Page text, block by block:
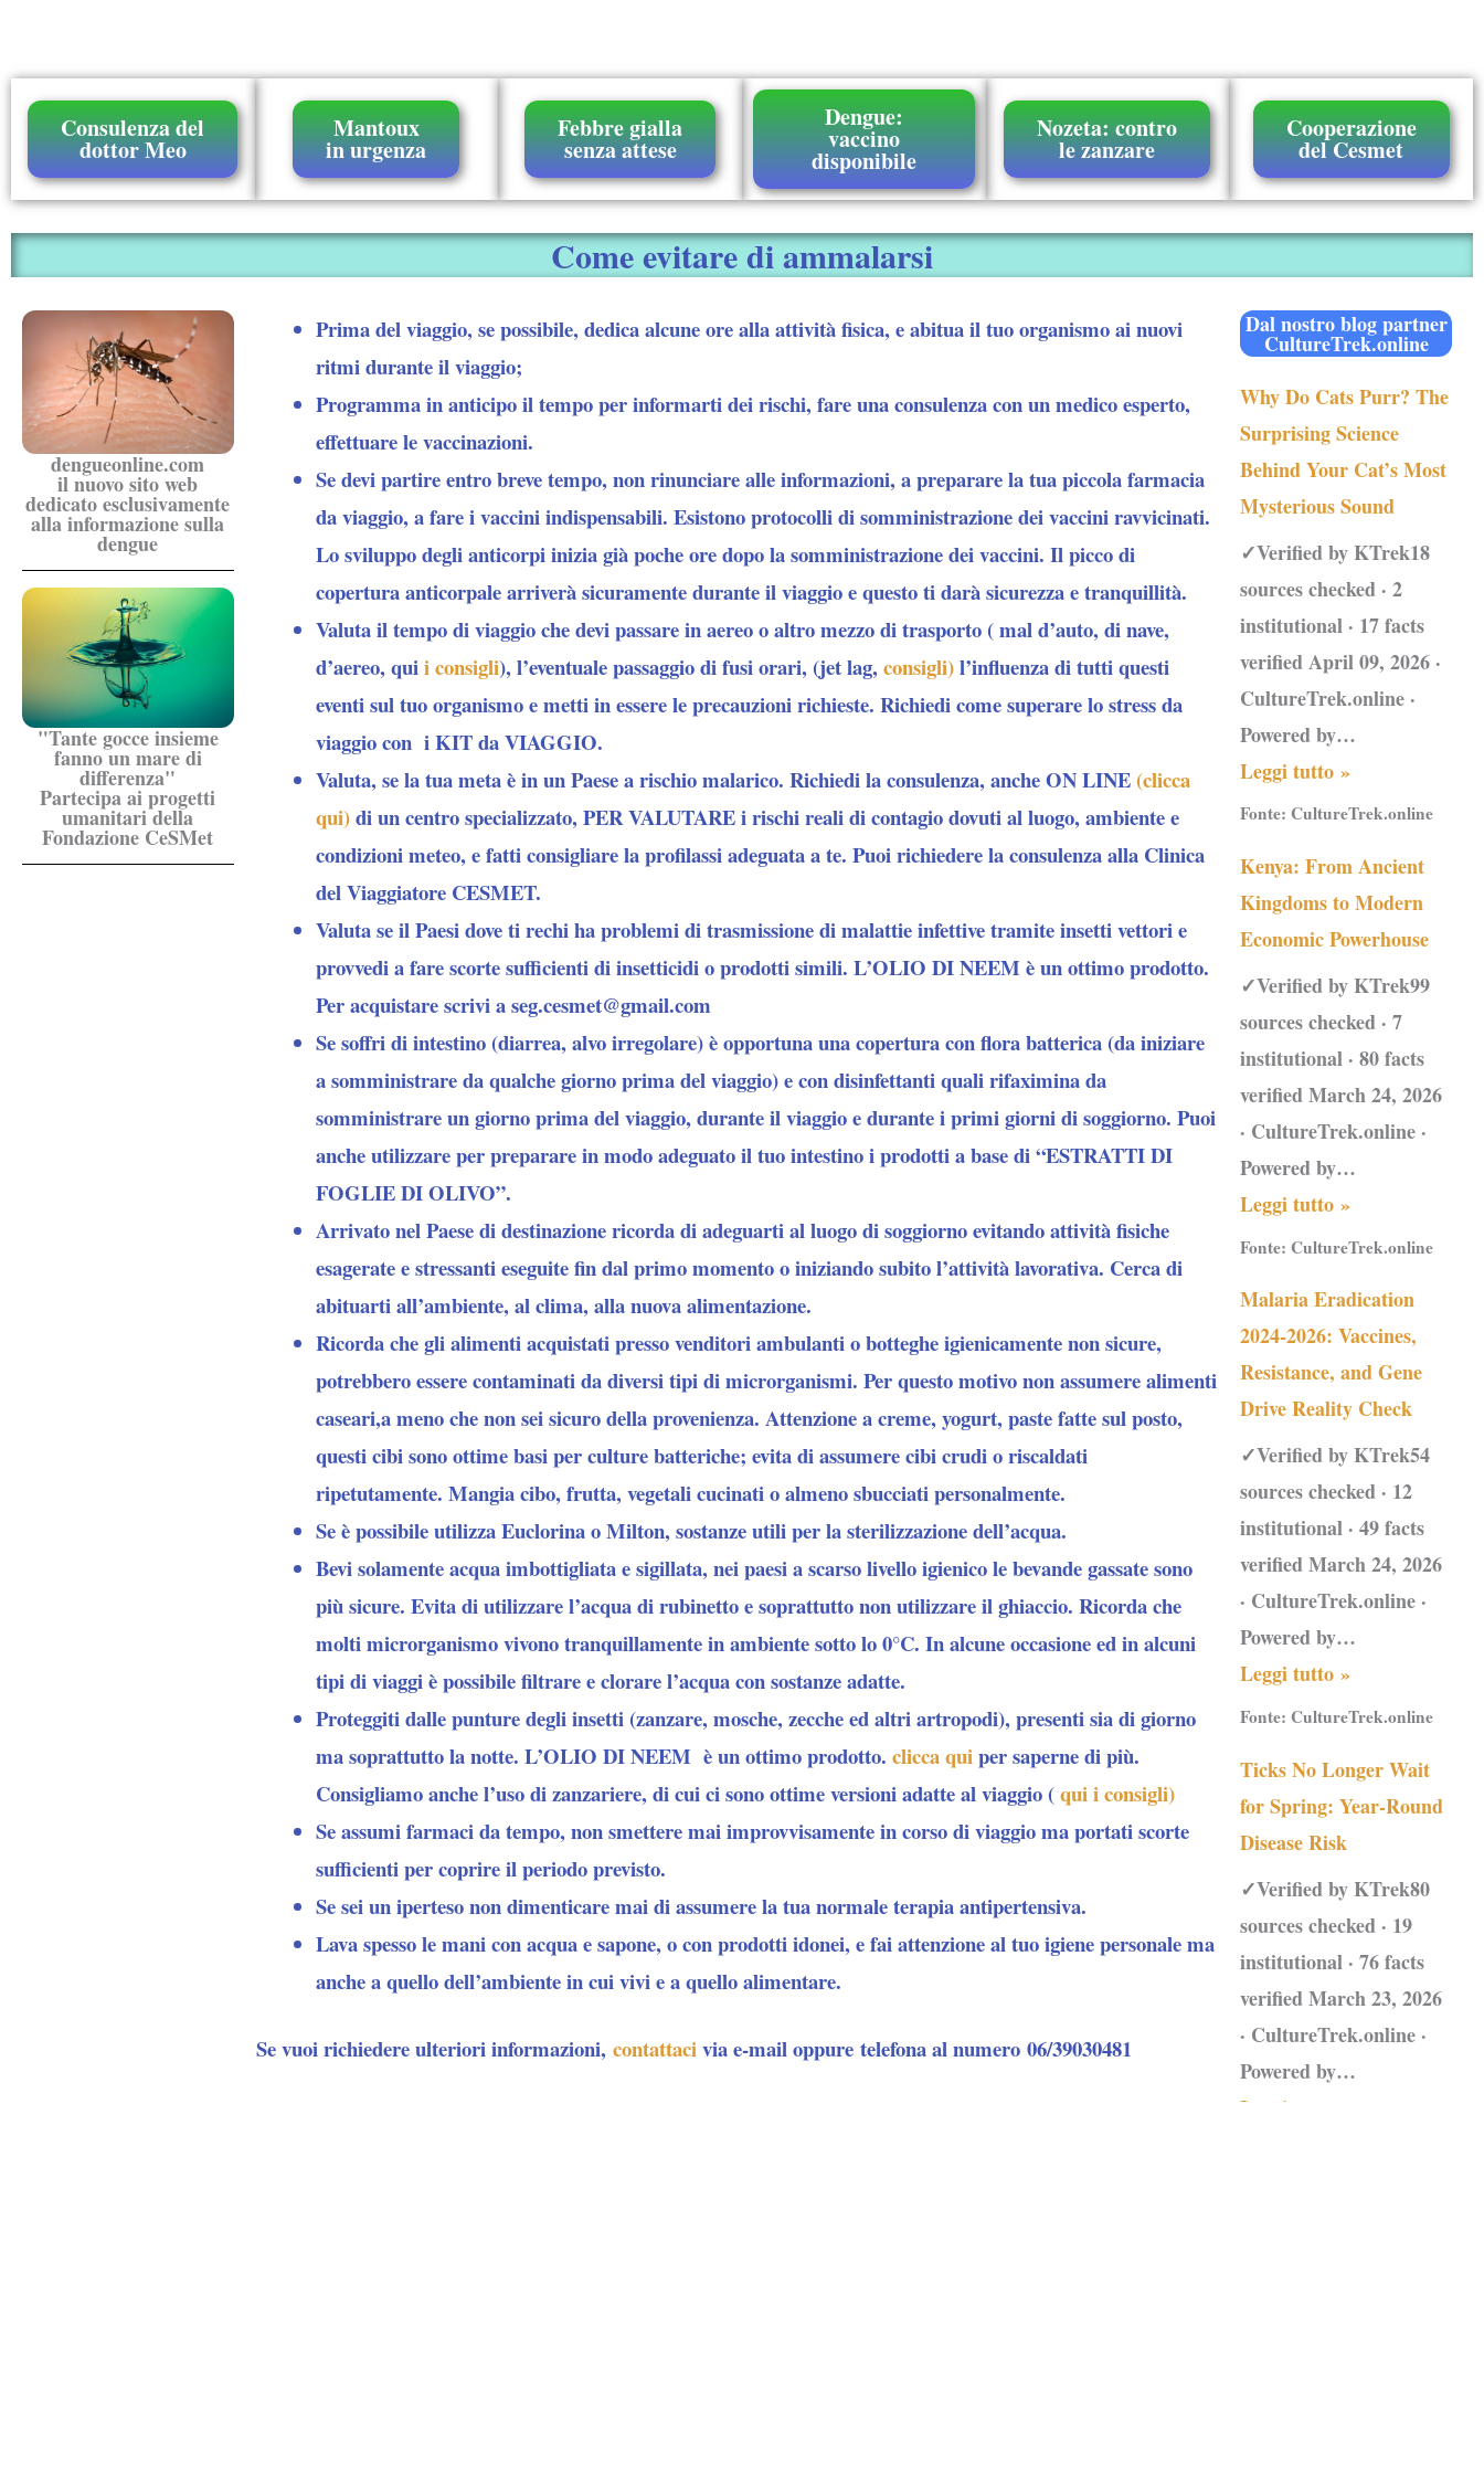
Consulenza del
dottor Meo
Mantoux
in urgenza
Febbre gialla
senza attese
Dengue:
vaccino
disponibile
Nozeta: contro
le zanzare
Cooperazione
del Cesmet
Come evitare di ammalarsi
dengueonline.com
il nuovo sito web
dedicato esclusivamente
alla informazione sulla
dengue
"Tante gocce insieme
fanno un mare di
differenza"
Partecipa ai progetti
umanitari della
Fondazione CeSMet
Prima del viaggio, se possibile, dedica alcune ore alla attività fisica, e abitua il tuo organismo ai nuovi
ritmi durante il viaggio;
Programma in anticipo il tempo per informarti dei rischi, fare una consulenza con un medico esperto,
effettuare le vaccinazioni.
Se devi partire entro breve tempo, non rinunciare alle informazioni, a preparare la tua piccola farmacia
da viaggio, a fare i vaccini indispensabili. Esistono protocolli di somministrazione dei vaccini ravvicinati.
Lo sviluppo degli anticorpi inizia già poche ore dopo la somministrazione dei vaccini. Il picco di
copertura anticorpale arriverà sicuramente durante il viaggio e questo ti darà sicurezza e tranquillità.
Valuta il tempo di viaggio che devi passare in aereo o altro mezzo di trasporto ( mal d’auto, di nave,
d’aereo, quii consigli), l’eventuale passaggio di fusi orari, (jet lag, consigli)l’influenza di tutti questi
eventi sul tuo organismo e metti in essere le precauzioni richieste. Richiedi come superare lo stress da
viaggio con iKIT da VIAGGIO.
Valuta, se la tua meta è in un Paese a rischio malarico. Richiedi la consulenza, ancheON LINE (clicca
qui)di un centro specializzato, PER VALUTARE i rischi reali di contagio dovuti al luogo, ambiente e
condizioni meteo, e fatti consigliare la profilassi adeguata a te. Puoi richiedere la consulenza alla Clinica
del Viaggiatore CESMET.
Valuta se il Paesi dove ti rechi ha problemi di trasmissione di malattie infettive tramite insetti vettori e
provvedi a fare scorte sufficienti di insetticidi o prodotti simili. L’OLIO DI NEEM è un ottimo prodotto.
Per acquistare scrivi a seg.cesmet@gmail.com
Se soffri di intestino (diarrea, alvo irregolare) è opportuna una copertura con flora batterica (da iniziare
a somministrare da qualche giorno prima del viaggio) e con disinfettanti quali rifaximina da
somministrare un giorno prima del viaggio, durante il viaggio e durante i primi giorni di soggiorno. Puoi
anche utilizzare per preparare in modo adeguato il tuo intestino i prodotti a base di “ESTRATTI DI
FOGLIE DI OLIVO”.
Arrivato nel Paese di destinazione ricorda di adeguarti al luogo di soggiorno evitando attività fisiche
esagerate e stressanti eseguite fin dal primo momento o iniziando subito l’attività lavorativa. Cerca di
abituarti all’ambiente, al clima, alla nuova alimentazione.
Ricorda che gli alimenti acquistati presso venditori ambulanti o botteghe igienicamente non sicure,
potrebbero essere contaminati da diversi tipi di microrganismi. Per questo motivo non assumere alimenti
caseari,a meno che non sei sicuro della provenienza. Attenzione a creme, yogurt, paste fatte sul posto,
questi cibi sono ottime basi per culture batteriche; evita di assumere cibi crudi o riscaldati
ripetutamente. Mangia cibo, frutta, vegetali cucinati o almeno sbucciati personalmente.
Se è possibile utilizza Euclorina o Milton, sostanze utili per la sterilizzazione dell’acqua.
Bevi solamente acqua imbottigliata e sigillata, nei paesi a scarso livello igienico le bevande gassate sono
più sicure. Evita di utilizzare l’acqua di rubinetto e soprattutto non utilizzare il ghiaccio. Ricorda che
molti microrganismo vivono tranquillamente in ambiente sotto lo 0°C. In alcune occasione ed in alcuni
tipi di viaggi è possibile filtrare e clorare l’acqua con sostanze adatte.
Proteggiti dalle punture degli insetti (zanzare, mosche, zecche ed altri artropodi), presenti sia di giorno
ma soprattutto la notte. L’OLIO DI NEEM è un ottimo prodotto. clicca quiper saperne di più.
Consigliamo anche l’uso di zanzariere, di cui ci sono ottime versioni adatte al viaggio (qui i consigli)
Se assumi farmaci da tempo, non smettere mai improvvisamente in corso di viaggio ma portati scorte
sufficienti per coprire il periodo previsto.
Se sei un iperteso non dimenticare mai di assumere la tua normale terapia antipertensiva.
Lava spesso le mani con acqua e sapone, o con prodotti idonei, e fai attenzione al tuo igiene personale ma
anche a quello dell’ambiente in cui vivi e a quello alimentare.
Se vuoi richiedere ulteriori informazioni, contattacivia e-mail oppure telefona al numero 06/39030481
Dal nostro blog partner
CultureTrek.online
Why Do Cats Purr? The
Surprising Science
Behind Your Cat’s Most
Mysterious Sound
✓Verified by KTrek18
sources checked · 2
institutional · 17 facts
verified April 09, 2026 ·
CultureTrek.online ·
Powered by…
Leggi tutto »
Fonte:CultureTrek.online
Kenya: From Ancient
Kingdoms to Modern
Economic Powerhouse
✓Verified by KTrek99
sources checked · 7
institutional · 80 facts
verified March 24, 2026
· CultureTrek.online ·
Powered by…
Leggi tutto »
Fonte:CultureTrek.online
Malaria Eradication
2024-2026: Vaccines,
Resistance, and Gene
Drive Reality Check
✓Verified by KTrek54
sources checked · 12
institutional · 49 facts
verified March 24, 2026
· CultureTrek.online ·
Powered by…
Leggi tutto »
Fonte:CultureTrek.online
Ticks No Longer Wait
for Spring: Year-Round
Disease Risk
✓Verified by KTrek80
sources checked · 19
institutional · 76 facts
verified March 23, 2026
· CultureTrek.online ·
Powered by…
Leggi tutto »